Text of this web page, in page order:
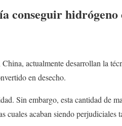
conseguir
China, actualmente desarrollan la
en desecho.
Sin embargo, esta cantidad de
cuales acaban siendo perjudiciales